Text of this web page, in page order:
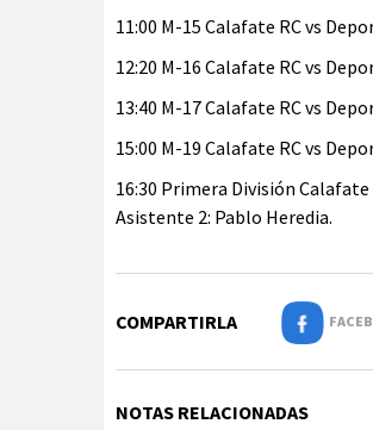
11:00 M-15 Calafate RC vs
12:20 M-16 Calafate RC vs
13:40 M-17 Calafate RC vs
15:00 M-19 Calafate RC vs
16:30 Primera División
Asistente 2: Pablo Heredia.
COMPARTIRLA
NOTAS RELACIONADAS